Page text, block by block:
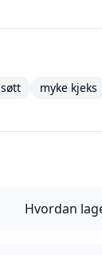
søtt myke kjeks
Hvordan